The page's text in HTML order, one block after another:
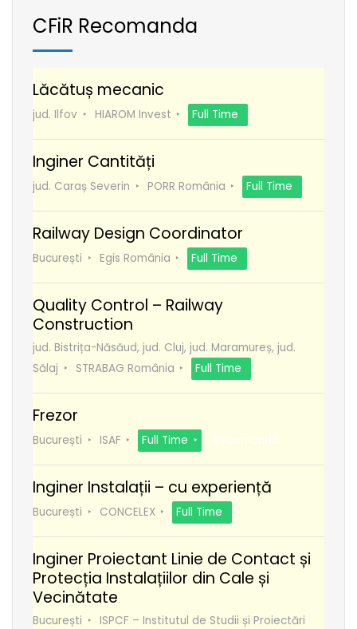
CFiR Recomanda
Lăcătuș mecanic
jud. Ilfov HIAROM Invest Full Time
Inginer Cantități
jud. Caraș Severin PORR România Full Time
Railway Design Coordinator
București Egis România Full Time
Quality Control – Railway
Construction
jud. Bistrița-Năsăud, jud. Cluj, jud. Maramureș, jud.
Sălaj
STRABAG România Full Time
Frezor
București ISAF Full Time Recomanda
Inginer Instalații – cu experiență
București CONCELEX Full Time
Inginer Proiectant Linie de Contact și
Protecția Instalațiilor din Cale și
Vecinătate
București
ISPCF – Institutul de Studii și Proiectări